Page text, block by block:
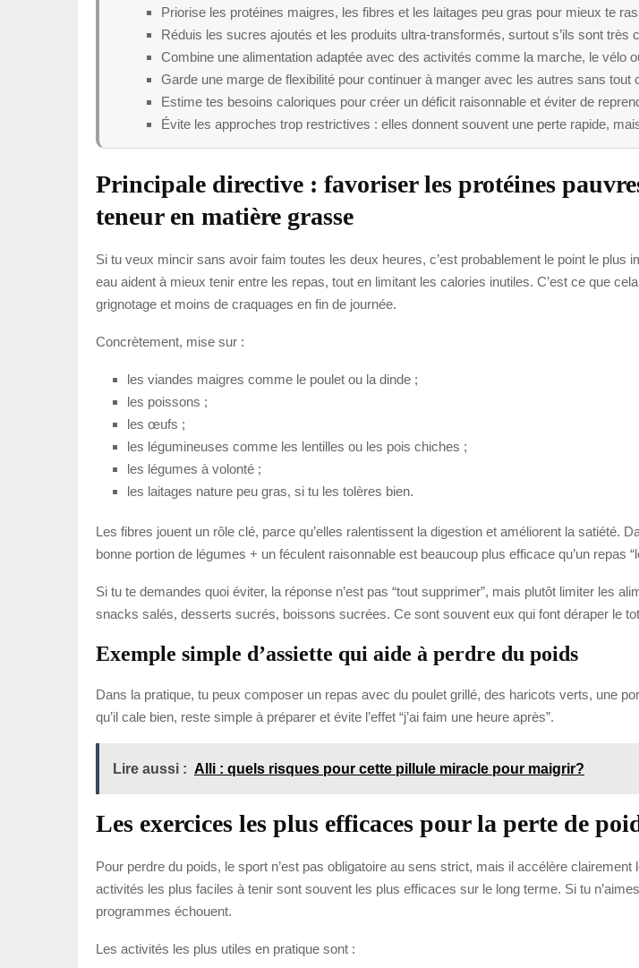
Priorise les protéines maigres, les fibres et les laitages peu gras pour mieux te
Réduis les sucres ajoutés et les produits ultra-transformés, surtout s’ils sont très
Combine une alimentation adaptée avec des activités comme la marche, le vélo
Garde une marge de flexibilité pour continuer à manger avec les autres sans tout
Estime tes besoins caloriques pour créer un déficit raisonnable et éviter de
Évite les approches trop restrictives : elles donnent souvent une perte rapide,
Principale directive : favoriser les protéines
teneur en matière grasse
Si tu veux mincir sans avoir faim toutes les deux heures, c’est probablement le point le
eau aident à mieux tenir entre les repas, tout en limitant les calories inutiles. C’est ce que
grignotage et moins de craquages en fin de journée.
Concrètement, mise sur :
les viandes maigres comme le poulet ou la dinde ;
les poissons ;
les œufs ;
les légumineuses comme les lentilles ou les pois chiches ;
les légumes à volonté ;
les laitages nature peu gras, si tu les tolères bien.
Les fibres jouent un rôle clé, parce qu’elles ralentissent la digestion et améliorent la satiété.
bonne portion de légumes + un féculent raisonnable est beaucoup plus efficace qu’un repas
Si tu te demandes quoi éviter, la réponse n’est pas “tout supprimer”, mais plutôt limiter les
snacks salés, desserts sucrés, boissons sucrées. Ce sont souvent eux qui font déraper le
Exemple simple d’assiette qui aide à perdre du poids
Dans la pratique, tu peux composer un repas avec du poulet grillé, des haricots verts, une
qu’il cale bien, reste simple à préparer et évite l’effet “j’ai faim une heure après”.
Lire aussi : Alli : quels risques pour cette pillule miracle pour maigrir?
Les exercices les plus efficaces pour la perte de
Pour perdre du poids, le sport n’est pas obligatoire au sens strict, mais il accélère
activités les plus faciles à tenir sont souvent les plus efficaces sur le long terme. Si tu
programmes échouent.
Les activités les plus utiles en pratique sont :